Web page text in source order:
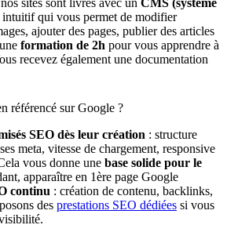
sites sont livrés avec un CMS (système
intuitif qui vous permet de modifier
ajouter des pages, publier des articles
formation de 2h pour vous apprendre à
recevez également une documentation
référencé sur Google ?
SEO dès leur création : structure
meta, vitesse de chargement, responsive
vous donne une base solide pour le
apparaître en 1ère page Google
continu : création de contenu, backlinks,
des prestations SEO dédiées si vous